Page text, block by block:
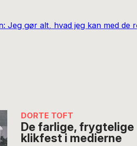
DORTE TOFT
De farlige,
klikfest i medierne